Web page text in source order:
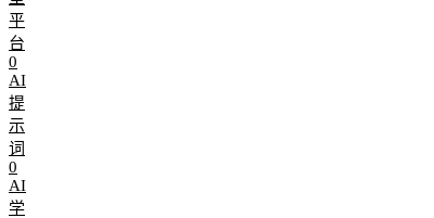
平
台
0
AI
提
示
词
0
AI
学